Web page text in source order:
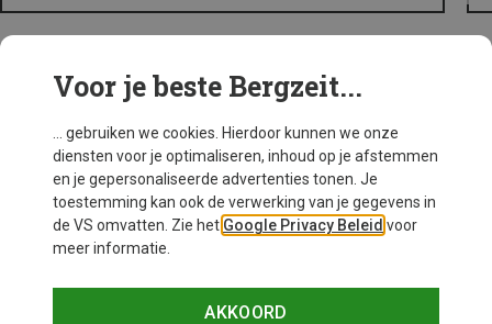
Voor je beste Bergzeit...
... gebruiken we cookies. Hierdoor kunnen we onze
diensten voor je optimaliseren, inhoud op je afstemmen
en je gepersonaliseerde advertenties tonen. Je
toestemming kan ook de verwerking van je gegevens in
de VS omvatten. Zie het Google Privacy Beleid voor
meer informatie.
AKKOORD